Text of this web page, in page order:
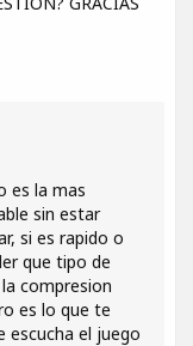
es la mas
sin estar
si es rapido o
que tipo de
compresion
es lo que te
escucha el juego